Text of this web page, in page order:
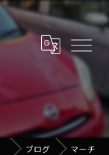
ブログ マーチ